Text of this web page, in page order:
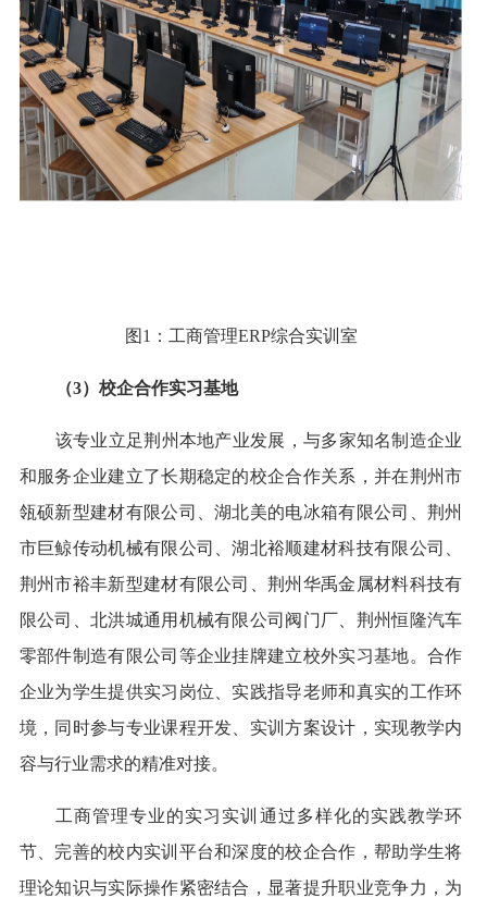
图1：工商管理ERP综合实训室
（3）校企合作实习基地
该专业立足荆州本地产业发展，与多家知名制造企业
和服务企业建立了长期稳定的校企合作关系，并在荆州市
瓴硕新型建材有限公司、湖北美的电冰箱有限公司、荆州
市巨鲸传动机械有限公司、湖北裕顺建材科技有限公司、
荆州市裕丰新型建材有限公司、荆州华禹金属材料科技有
限公司、北洪城通用机械有限公司阀门厂、荆州恒隆汽车
零部件制造有限公司等企业挂牌建立校外实习基地。合作
企业为学生提供实习岗位、实践指导老师和真实的工作环
境，同时参与专业课程开发、实训方案设计，实现教学内
容与行业需求的精准对接。
工商管理专业的实习实训通过多样化的实践教学环
节、完善的校内实训平台和深度的校企合作，帮助学生将
理论知识与实际操作紧密结合，显著提升职业竞争力，为